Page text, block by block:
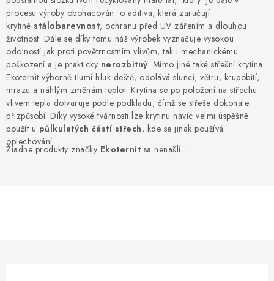
BLOG
KONTAKTY
Reklamace a vrácení zboží
Zásady používania súborov cookie
Podmínky ochrany osobních údajů
Obchodní podmínky
Mapa webu Milpe.sk
procesu výroby obohacován o aditiva, která zaručují
krytině stálobarevnost, ochranu před UV zářením a dlouhou
životnost. Dále se díky tomu náš výrobek vyznačuje vysokou
odolností jak proti povětrnostním vlivům, tak i mechanickému
poškození a je prakticky nerozbitný. Mimo jiné také střešní krytina
Ekoternit výborně tlumí hluk deště, odolává slunci, větru, krupobití,
mrazu a náhlým změnám teplot. Krytina se po položení na střechu
vlivem tepla dotvaruje podle podkladu, čímž se střeše dokonale
přizpůsobí. Díky vysoké tvárnosti lze krytinu navíc velmi úspěšně
použít u půlkulatých částí střech, kde se jinak používá
oplechování.
Žiadne produkty značky Ekoternit sa nenašli...